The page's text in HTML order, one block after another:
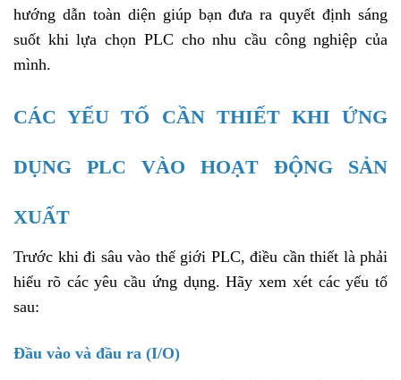
hướng dẫn toàn diện giúp bạn đưa ra quyết định sáng
suốt khi lựa chọn PLC cho nhu cầu công nghiệp của
mình.
CÁC YẾU TỐ CẦN THIẾT KHI ỨNG
DỤNG PLC VÀO HOẠT ĐỘNG SẢN
XUẤT
Trước khi đi sâu vào thế giới PLC, điều cần thiết là phải
hiểu rõ các yêu cầu ứng dụng. Hãy xem xét các yếu tố
sau:
Đầu vào và đầu ra (I/O)